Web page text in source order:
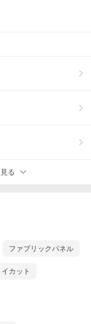
る
ファブリックパネル
イカット